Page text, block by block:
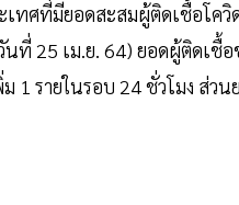
ศที่มียอดสะสมผู้ติดเชื้อโควิ
ที่ 25 เม.ย. 64) ยอดผู้ติดเชื้
1 รายในรอบ 24 ชั่วโมง ส่ว